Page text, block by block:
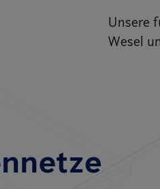
Unsere
Wesel